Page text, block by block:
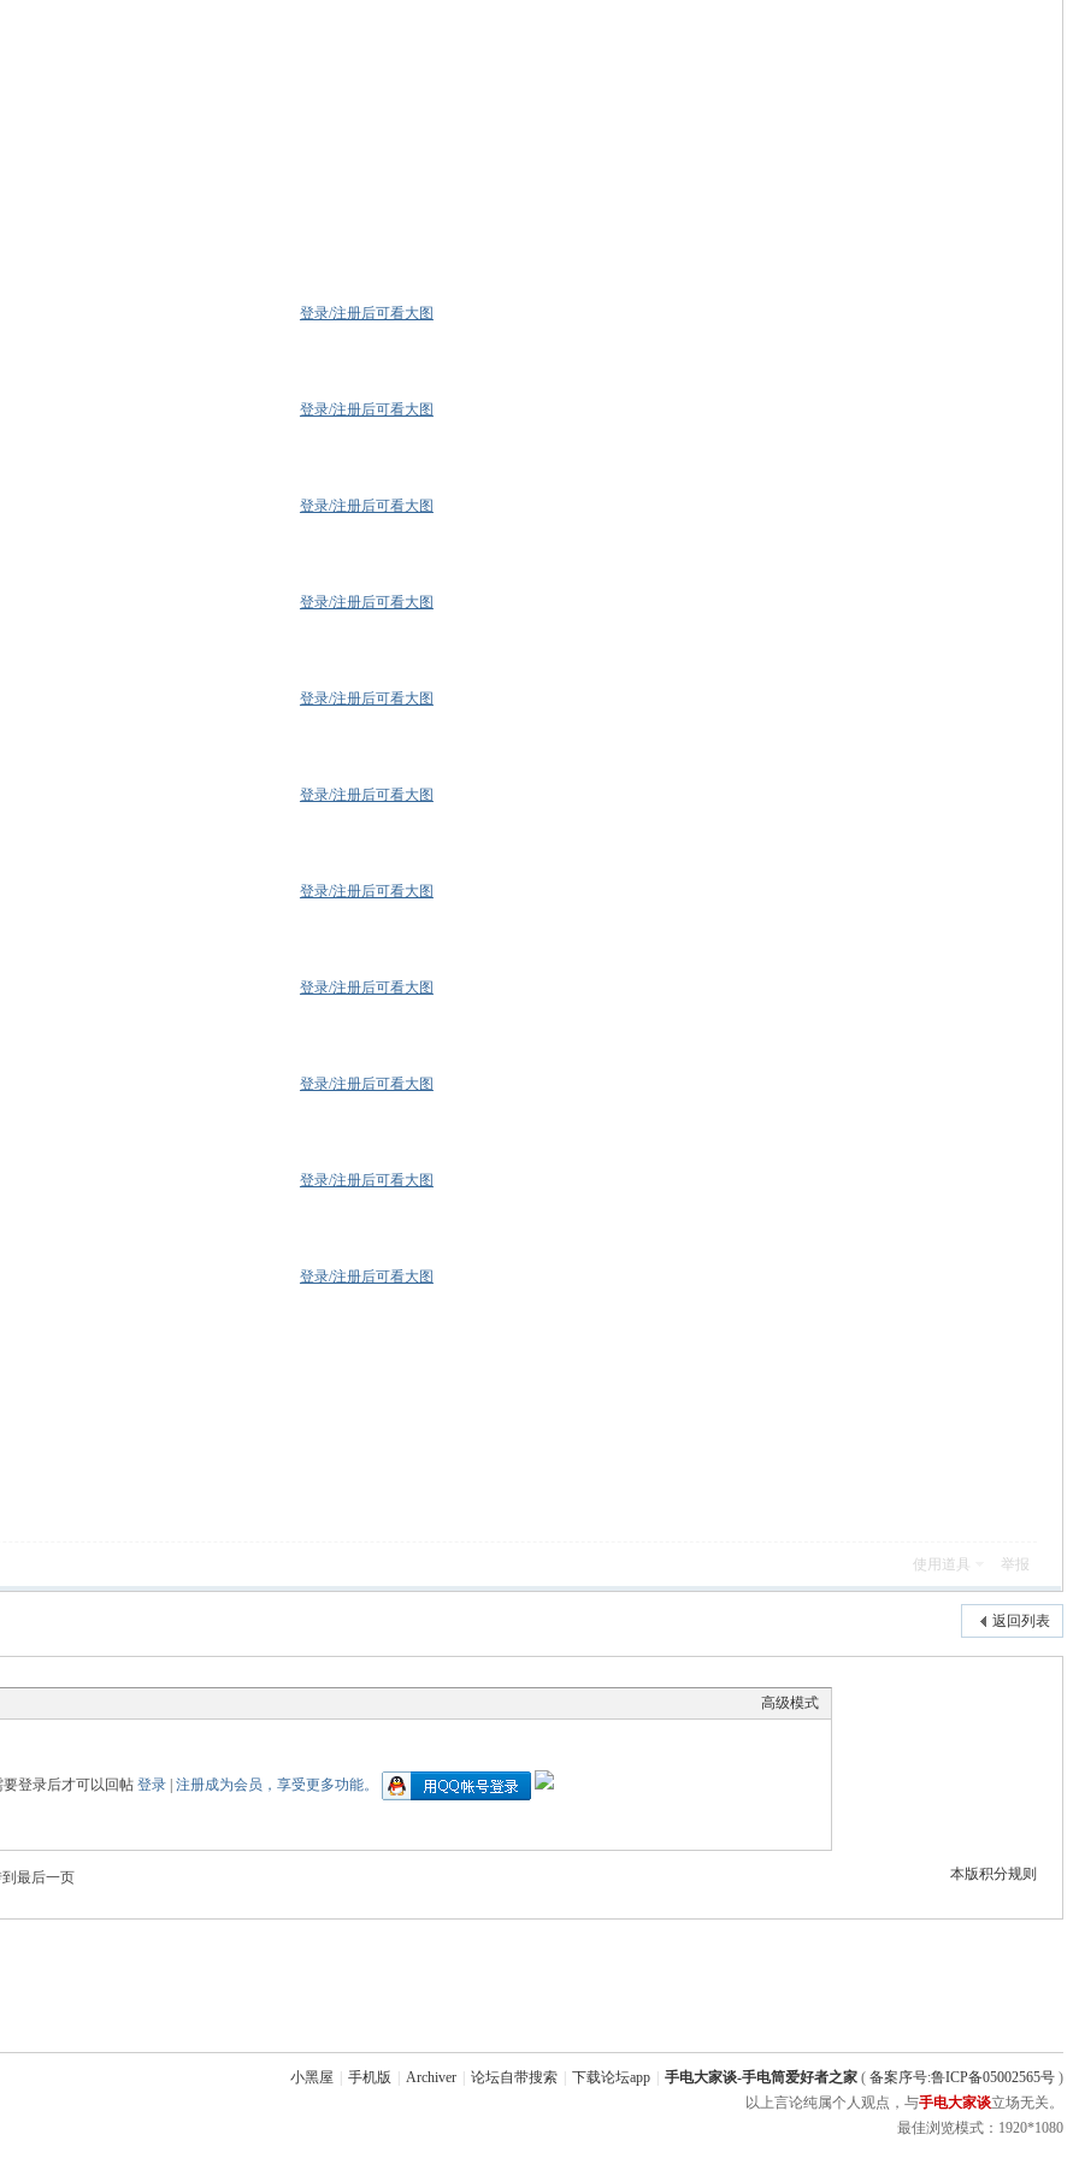
登录/注册后可看大图
登录/注册后可看大图
登录/注册后可看大图
登录/注册后可看大图
登录/注册后可看大图
登录/注册后可看大图
登录/注册后可看大图
登录/注册后可看大图
登录/注册后可看大图
登录/注册后可看大图
登录/注册后可看大图
使用道具 举报
返回列表
高级模式
要登录后才可以回帖 登录| 注册成为会员，享受更多功能。
本版积分规则
最后一页
小黑屋 手机版 Archiver 论坛自带搜索 下载论坛app 手电大家谈-手电筒爱好者之家( 备案序号:鲁ICP备05002565号)
以上言论纯属个人观点，与手电大家谈立场无关。
最佳浏览模式：1920*1080